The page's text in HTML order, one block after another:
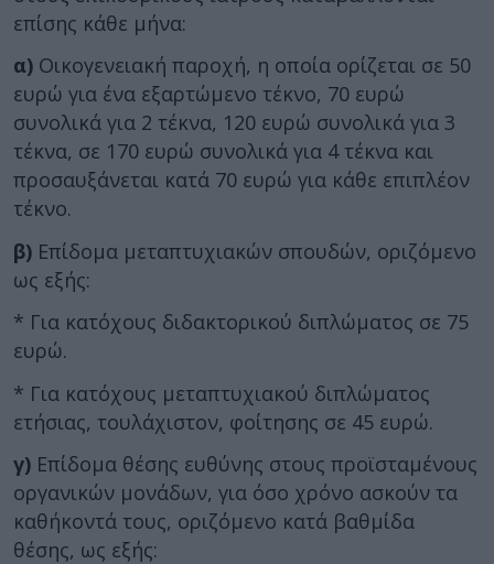
επίσης κάθε μήνα:
α) Οικογενειακή παροχή, η οποία ορίζεται σε 50
ευρώ για ένα εξαρτώμενο τέκνο, 70 ευρώ
συνολικά για 2 τέκνα, 120 ευρώ συνολικά για 3
τέκνα, σε 170 ευρώ συνολικά για 4 τέκνα και
προσαυξάνεται κατά 70 ευρώ για κάθε επιπλέον
τέκνο.
β) Επίδομα μεταπτυχιακών σπουδών, οριζόμενο
ως εξής:
* Για κατόχους διδακτορικού διπλώματος σε 75
ευρώ.
* Για κατόχους μεταπτυχιακού διπλώματος
ετήσιας, τουλάχιστον, φοίτησης σε 45 ευρώ.
γ) Επίδομα θέσης ευθύνης στους προϊσταμένους
οργανικών μονάδων, για όσο χρόνο ασκούν τα
καθήκοντά τους, οριζόμενο κατά βαθμίδα
θέσης, ως εξής: